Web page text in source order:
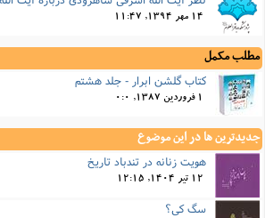
14 مهر 1394, 11:47
مطلب مکمل
کتاب گلشن ابرار - جلد هشتم
جدیدترین ها در این موضوع
هویت زنانه در تندباد تاریخ
12 تیر 1404, 12:15
سگ کی؟